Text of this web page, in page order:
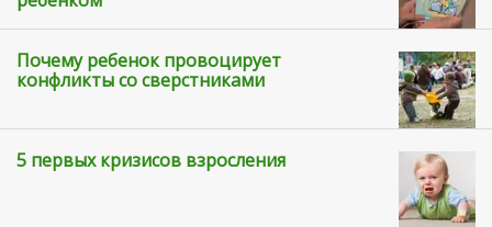
Почему ребенок провоцирует
конфликты со сверстниками
5 первых кризисов взросления